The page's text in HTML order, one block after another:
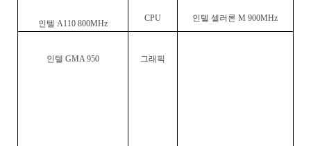
인텔 A110 800MHz
CPU 인텔 셀러론 M 900MHz
인텔 GMA 950 그래픽